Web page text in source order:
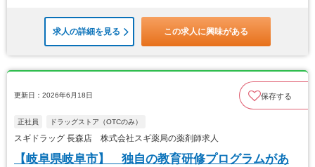
求人の詳細を見る この求人に興味がある
更新日：2026年6月18日 保存する
正社員 ドラッグストア（OTCのみ）
スギドラッグ 長森店 株式会社スギ薬局の薬剤師求人
【岐阜県岐阜市】 独自の教育研修プログラムがあ